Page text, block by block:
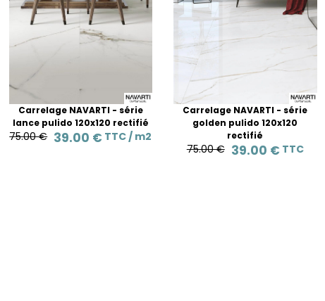
Carrelage NAVARTI - série
lance pulido 120x120 rectifié
75.00 € 39.00 € TTC / m2
Carrelage NAVARTI - série
golden pulido 120x120
rectifié
75.00 € 39.00 € TTC